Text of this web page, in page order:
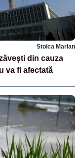
Stoica Marian
din cauza
va fi afectată